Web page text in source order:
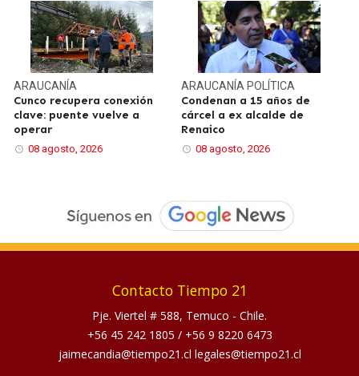
ARAUCANÍA
Cunco recupera conexión
clave: puente vuelve a
operar
08 agosto, 2026
ARAUCANÍA POLÍTICA
Condenan a 15 años de
cárcel a ex alcalde de
Renaico
08 agosto, 2026
Contacto Tiempo 21
Pje. Viertel # 588, Temuco - Chile.
+56 45 242 1805 / +56 9 8220 6473
jaimecandia@tiempo21.cl legales@tiempo21.cl